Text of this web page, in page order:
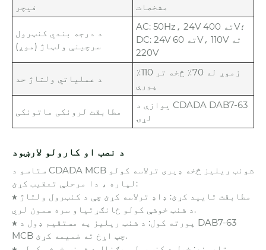
فیچر مشخصات
د درجه بندي کنټرول
سرچینې ولټاژ (موږ)
AC: 50Hz، 24V ته 400V؛
DC: 24V ته 60V، 110V ته
220V
د عملیاتي ولتاژ حد
زموږ له 70٪ څخه تر 110٪
پورې
مطابقت لرونکی ماتونکی
یوازې د CDADA DAB7-63
لړۍ
د نصب او کارولو لارښود
ستاسو د CDADA MCB شونټ ریلیز څخه ډیری ترلاسه کولو
لپاره ، دا مرحلې تعقیب کړئ:
★ مطابقت تایید کړئ: ډاډ ترلاسه کړئ چې د کنټرول ولتاژ
د شنټ خوشې کولو ځانګړتیاو سره سمون لري.
★ پورته کول: د شنټ ریلیز په مستقیم ډول د DAB7-63
MCB چپ اړخ ته ضمیمه کړئ.